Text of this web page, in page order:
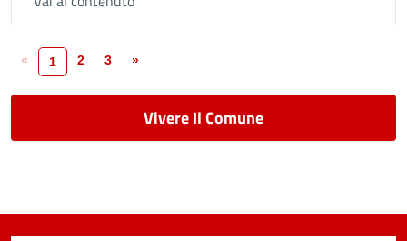
« 1 2 3 »
Vivere Il Comune